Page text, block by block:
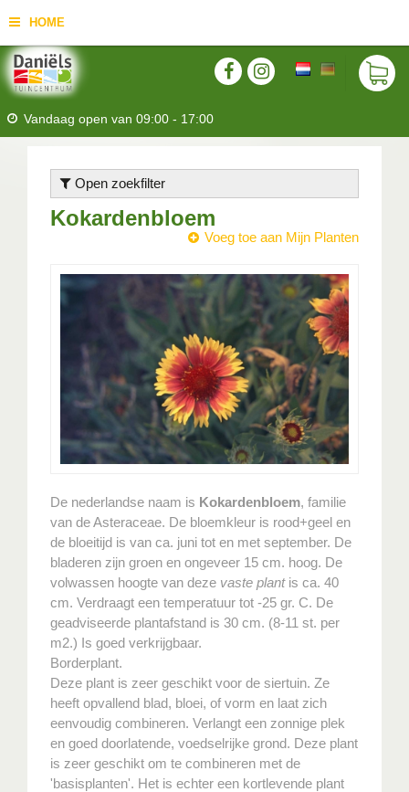
HOME
Vandaag open van 09:00 - 17:00
Open zoekfilter
Kokardenbloem
Voeg toe aan Mijn Planten
De nederlandse naam is Kokardenbloem, familie
van de Asteraceae. De bloemkleur is rood+geel en
de bloeitijd is van ca. juni tot en met september. De
bladeren zijn groen en ongeveer 15 cm. hoog. De
volwassen hoogte van deze vaste plantis ca. 40
cm. Verdraagt een temperatuur tot -25 gr. C. De
geadviseerde plantafstand is 30 cm. (8-11 st. per
m2.) Is goed verkrijgbaar.
Borderplant.
Deze plant is zeer geschikt voor de siertuin. Ze
heeft opvallend blad, bloei, of vorm en laat zich
eenvoudig combineren. Verlangt een zonnige plek
en goed doorlatende, voedselrijke grond. Deze plant
is zeer geschikt om te combineren met de
'basisplanten'. Het is echter een kortlevende plant